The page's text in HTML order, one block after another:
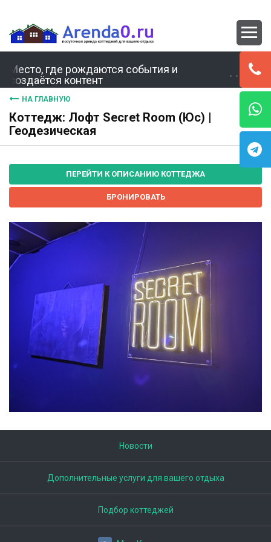
Место, где рождаются события и
создаётся контент
НА ГЛАВНУЮ
Коттедж: Лофт Secret Room (Юс) |
Геодезическая
ПЕРЕЙТИ К ОПИСАНИЮ КОТТЕДЖА
БРОНИРОВАТЬ
Новости
Дополнительные услуги для вашего отдыха
Подбор коттеджей